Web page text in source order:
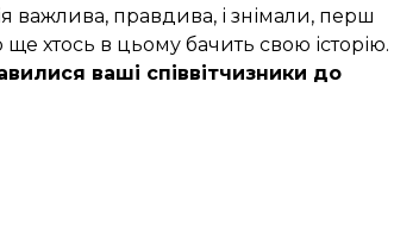
важлива, правдива, і знімали, перш
хтось в цьому бачить свою історію.
ваші співвітчизники до